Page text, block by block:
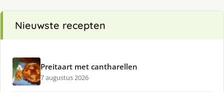
Nieuwste recepten
Preitaart met cantharellen
7 augustus 2026